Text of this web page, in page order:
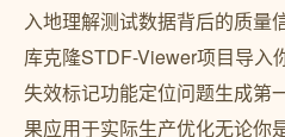
入地理解测试数据背后的质量
库克隆STDF-Viewer项目导入
失效标记功能定位问题生成第
果应用于实际生产优化无论你